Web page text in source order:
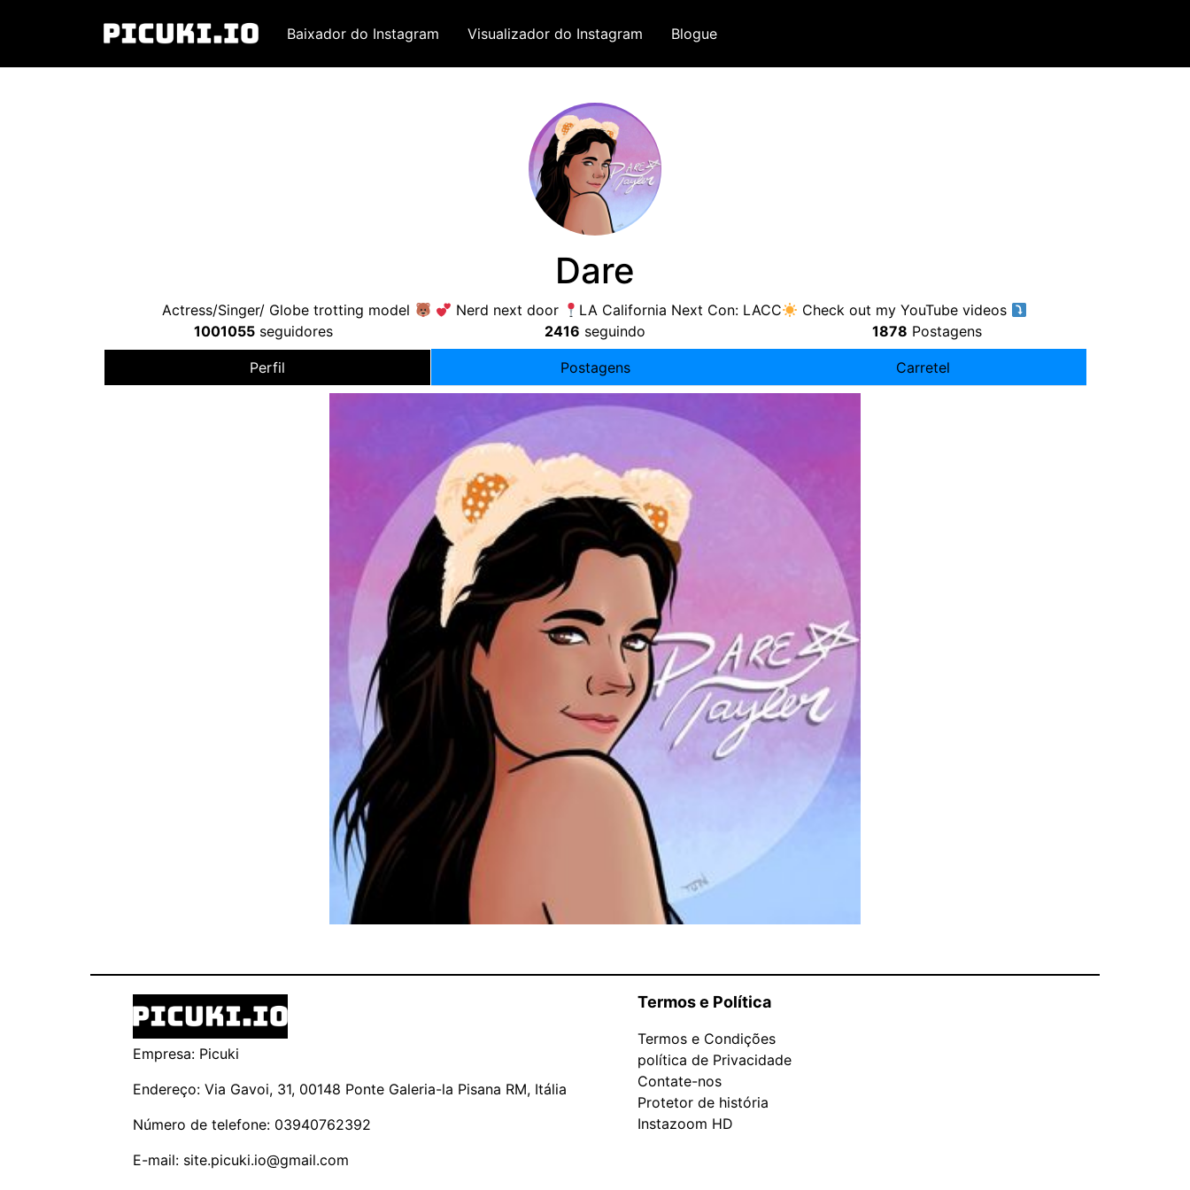
Baixador do Instagram Visualizador do Instagram Blogue
Dare
Actress/Singer/ Globe trotting model Nerd next door LA California Next Con: LACC
Check out my YouTube videos
1001055seguidores 2416 seguindo 1878 Postagens
Perfil Postagens Carretel
Empresa: Picuki
Endereço: Via Gavoi, 31, 00148 Ponte Galeria-la Pisana RM, Itália
Número de telefone: 03940762392
E-mail: site.picuki.io@gmail.com
Termos e Política
Termos e Condições
política de Privacidade
Contate-nos
Protetor de história
Instazoom HD